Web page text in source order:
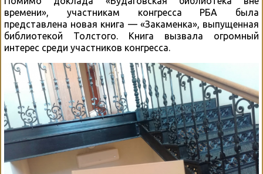
времени», участникам конгресса РБА была
представлена новая книга — «Закаменка», выпущенная
библиотекой Толстого. Книга вызвала огромный
интерес среди участников конгресса.